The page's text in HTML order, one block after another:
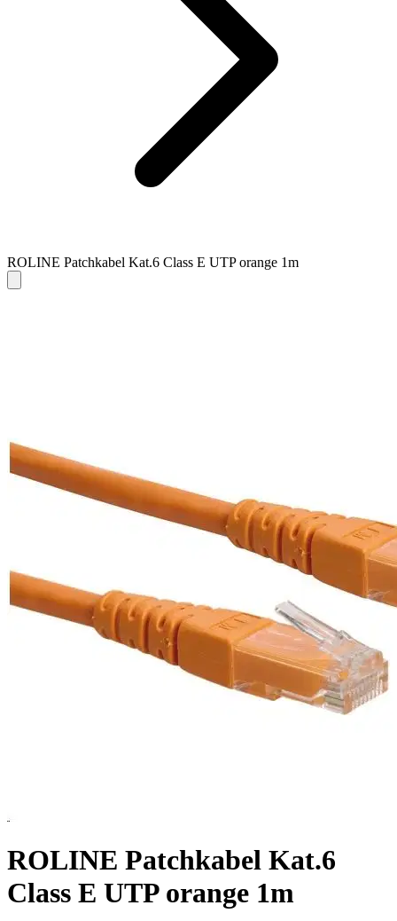
ROLINE Patchkabel Kat.6 Class E UTP orange 1m
ROLINE Patchkabel Kat.6
Class E UTP orange 1m